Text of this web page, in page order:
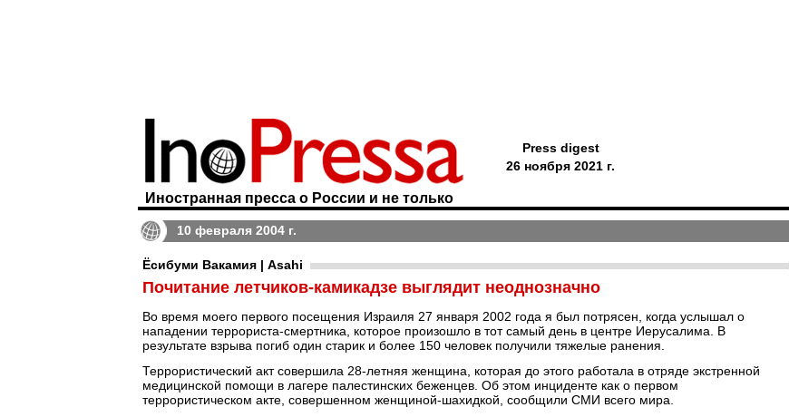
Иностранная пресса о России и не только
Press digest
26 ноября 2021 г.
10 февраля 2004 г.
Ёсибуми Вакамия | Asahi
Почитание летчиков-камикадзе выглядит неоднозначно
Во время моего первого посещения Израиля 27 января 2002 года я был потрясен, когда услышал о
нападении террориста-смертника, которое произошло в тот самый день в центре Иерусалима. В
результате взрыва погиб один старик и более 150 человек получили тяжелые ранения.
Террористический акт совершила 28-летняя женщина, которая до этого работала в отряде экстренной
медицинской помощи в лагере палестинских беженцев. Об этом инциденте как о первом
террористическом акте, совершенном женщиной-шахидкой, сообщили СМИ всего мира.